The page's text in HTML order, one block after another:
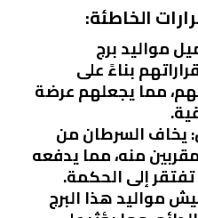
الخاطئة:
مواليد برج
بناءً على
مما يجعلهم عرضة
يخاف السرطان من
منه، مما يدفعه
تفتقر إلى الحكمة.
مواليد هذا البرج